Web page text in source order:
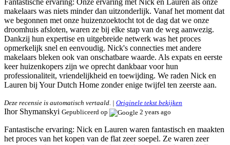
makelaars was niets minder dan uitzonderlijk. Vanaf het moment dat
we begonnen met onze huizenzoektocht tot de dag dat we onze
droomhuis afsloten, waren ze bij elke stap van de weg aanwezig.
Dankzij hun expertise en uitgebreide netwerk was het proces
opmerkelijk snel en eenvoudig. Nick's connecties met andere
makelaars bleken ook van onschatbare waarde. Als expats en eerste
keer huizenkopers zijn we oprecht dankbaar voor hun
professionaliteit, vriendelijkheid en toewijding. We raden Nick en
Lauren bij Your Dutch Home zonder enige twijfel ten zeerste aan.
Deze recensie is automatisch vertaald. | Originele tekst bekijken
Ihor Shymanskyi Gepubliceerd op 2 years ago
Fantastische ervaring: Nick en Lauren waren fantastisch en maakten
het proces van het kopen van de flat zeer soepel. Ze waren zeer